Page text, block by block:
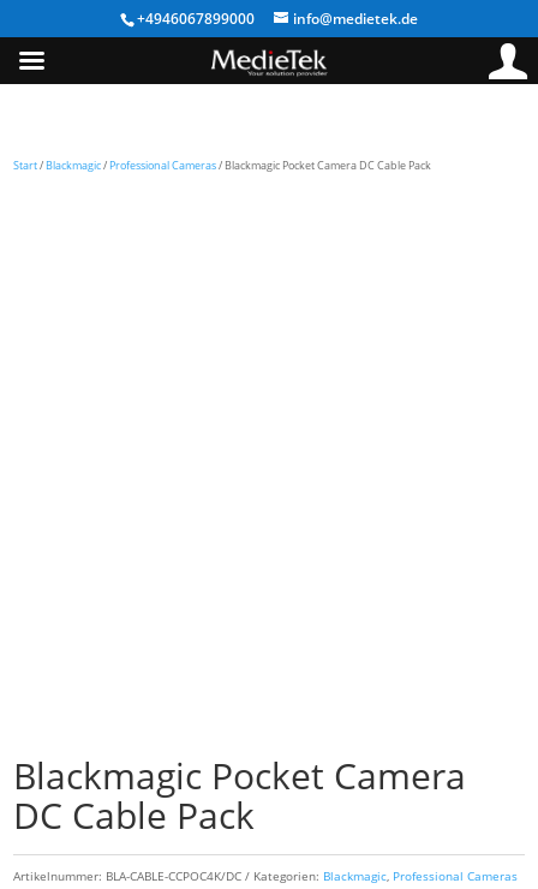
+4946067899000 info@medietek.de
Start/ Blackmagic/ Professional Cameras/ Blackmagic Pocket Camera DC Cable Pack
Blackmagic Pocket Camera
DC Cable Pack
Artikelnummer: BLA-CABLE-CCPOC4K/DC Kategorien: Blackmagic Professional Cameras